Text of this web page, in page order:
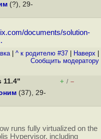
(?), 29-
documents/solution-
| ^ к родителю #37 Наверх
Cообщить модератору
11.4" + / –
(37), 29-
runs fully virtualized on the
Hypervisor, including